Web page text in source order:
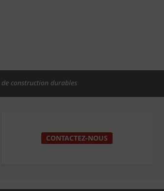
construction durables
CONTACTEZ-NOUS